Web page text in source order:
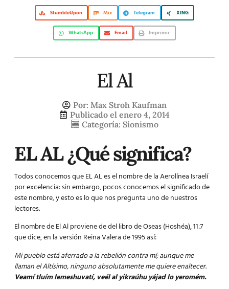
StumbleUpon Mix Telegram XING
WhatsApp Email Imprimir
El Al
Por: Max Stroh Kaufman
Publicado el enero 4, 2014
Categoría: Sionismo
EL AL ¿Qué significa?
Todos conocemos que EL AL es el nombre de la Aerolínea Israelí
por excelencia: sin embargo, pocos conocemos el significado de
este nombre, y esto es lo que nos pregunta uno de nuestros
lectores.
El nombre de El Al proviene de del libro de Oseas (Hoshéa), 11:7
que dice, en la versión Reina Valera de 1995 así:
Mi pueblo está aferrado a la rebelión contra mí; aunque me
llaman el Altísimo, ninguno absolutamente me quiere enaltecer.
Veamí tluím lemeshuvatí, veél al yikraúhu yájad lo yeromém.